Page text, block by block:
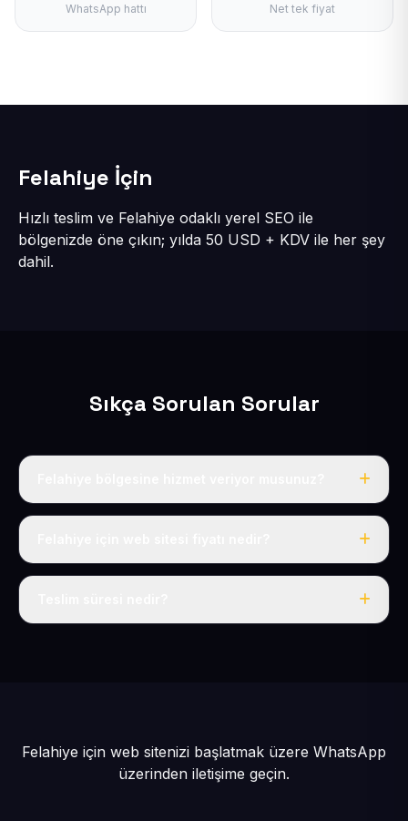
WhatsApp hattı
Net tek fiyat
Felahiye İçin
Hızlı teslim ve Felahiye odaklı yerel SEO ile
bölgenizde öne çıkın; yılda 50 USD + KDV ile her şey
dahil.
Sıkça Sorulan Sorular
Evet, Felahiye dahil tüm Felahiye bölgesine eksiksiz
Tek fiyat: yılda 50 USD + KDV, her şey dahil.
Felahiye için web sitenizi başlatmak üzere WhatsApp
üzerinden iletişime geçin.